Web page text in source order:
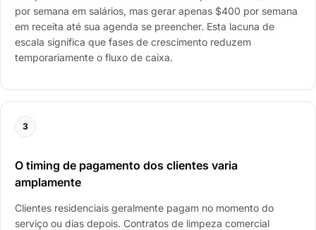
por semana em salários, mas gerar apenas $400 por semana
em receita até sua agenda se preencher. Esta lacuna de
escala significa que fases de crescimento reduzem
temporariamente o fluxo de caixa.
3
O timing de pagamento dos clientes varia
amplamente
Clientes residenciais geralmente pagam no momento do
serviço ou dias depois. Contratos de limpeza comercial